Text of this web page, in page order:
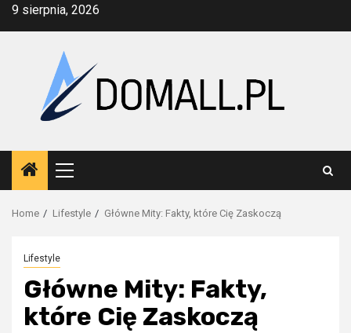
Skip9 sierpnia, 2026
Primary
Menu
Home Lifestyle Główne Mity: Fakty, które Cię Zaskoczą
Lifestyle
Główne Mity: Fakty,
które Cię Zaskoczą